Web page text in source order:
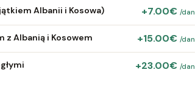
Albanii i Kosowa) +7.00€ /dan
z Albanią i Kosowem +15.00€ /dan
+23.00€ /dan